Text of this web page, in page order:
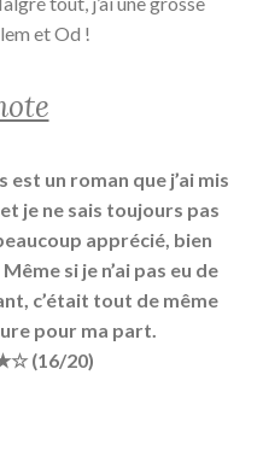
et Od !
est un roman que j’ai mis
je ne sais toujours pas
apprécié, bien
si je n’ai pas eu de
c’était tout de même
pour ma part.
(16/20)